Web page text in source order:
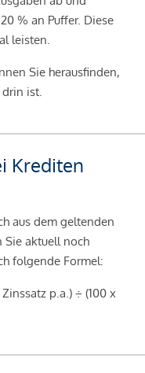
% an Puffer. Diese
leisten.
Sie herausfinden,
ist.
Krediten
aus dem geltenden
Sie aktuell noch
folgende Formel:
p.a.) ÷ (100 x